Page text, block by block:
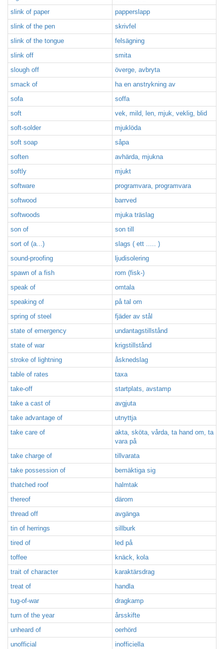
slink of paper
papperslapp
slink of the pen
skrivfel
slink of the tongue
felsägning
slink off
smita
slough off
överge, avbryta
smack of
ha en anstrykning av
sofa
soffa
soft
vek, mild, len, mjuk, veklig, blid
soft-solder
mjuklöda
soft soap
såpa
soften
avhärda, mjukna
softly
mjukt
software
programvara, programvara
softwood
barrved
softwoods
mjuka träslag
son of
son till
sort of (a...)
slags ( ett ..... )
sound-proofing
ljudisolering
spawn of a fish
rom (fisk-)
speak of
omtala
speaking of
på tal om
spring of steel
fjäder av stål
state of emergency
undantagstillstånd
state of war
krigstillstånd
stroke of lightning
åsknedslag
table of rates
taxa
take-off
startplats, avstamp
take a cast of
avgjuta
take advantage of
utnyttja
take care of
akta, sköta, vårda, ta hand om, ta
vara på
take charge of
tillvarata
take possession of
bemäktiga sig
thatched roof
halmtak
thereof
därom
thread off
avgänga
tin of herrings
sillburk
tired of
led på
toffee
knäck, kola
trait of character
karaktärsdrag
treat of
handla
tug-of-war
dragkamp
turn of the year
årsskifte
unheard of
oerhörd
unofficial
inofficiella